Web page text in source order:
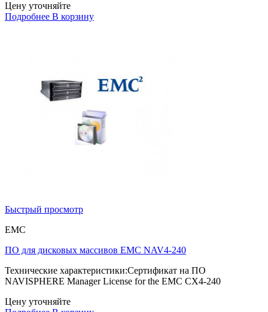
Цену уточняйте
Подробнее В корзину
Быстрый просмотр
EMC
ПО для дисковых массивов EMC NAV4-240
Технические характеристики:Сертификат на ПО
NAVISPHERE Manager License for the EMC CX4-240
Цену уточняйте